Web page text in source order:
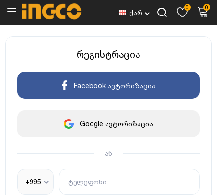
ქარ
0 0
რეგისტრაცია
Facebook ავტორიზაცია
Google ავტორიზაცია
ან
+995 ტელეფონი